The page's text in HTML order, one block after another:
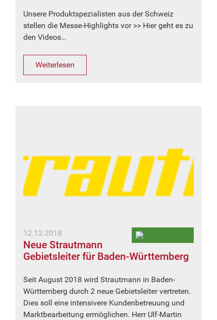
Unsere Produktspezialisten aus der Schweiz
stellen die Messe-Highlights vor >> Hier geht es zu
den Videos…
Weiterlesen
12.12.2018
Neue Strautmann
Gebietsleiter für Baden-Württemberg
Seit August 2018 wird Strautmann in Baden-
Württemberg durch 2 neue Gebietsleiter vertreten.
Dies soll eine intensivere Kundenbetreuung und
Marktbearbeitung ermöglichen. Herr Ulf-Martin